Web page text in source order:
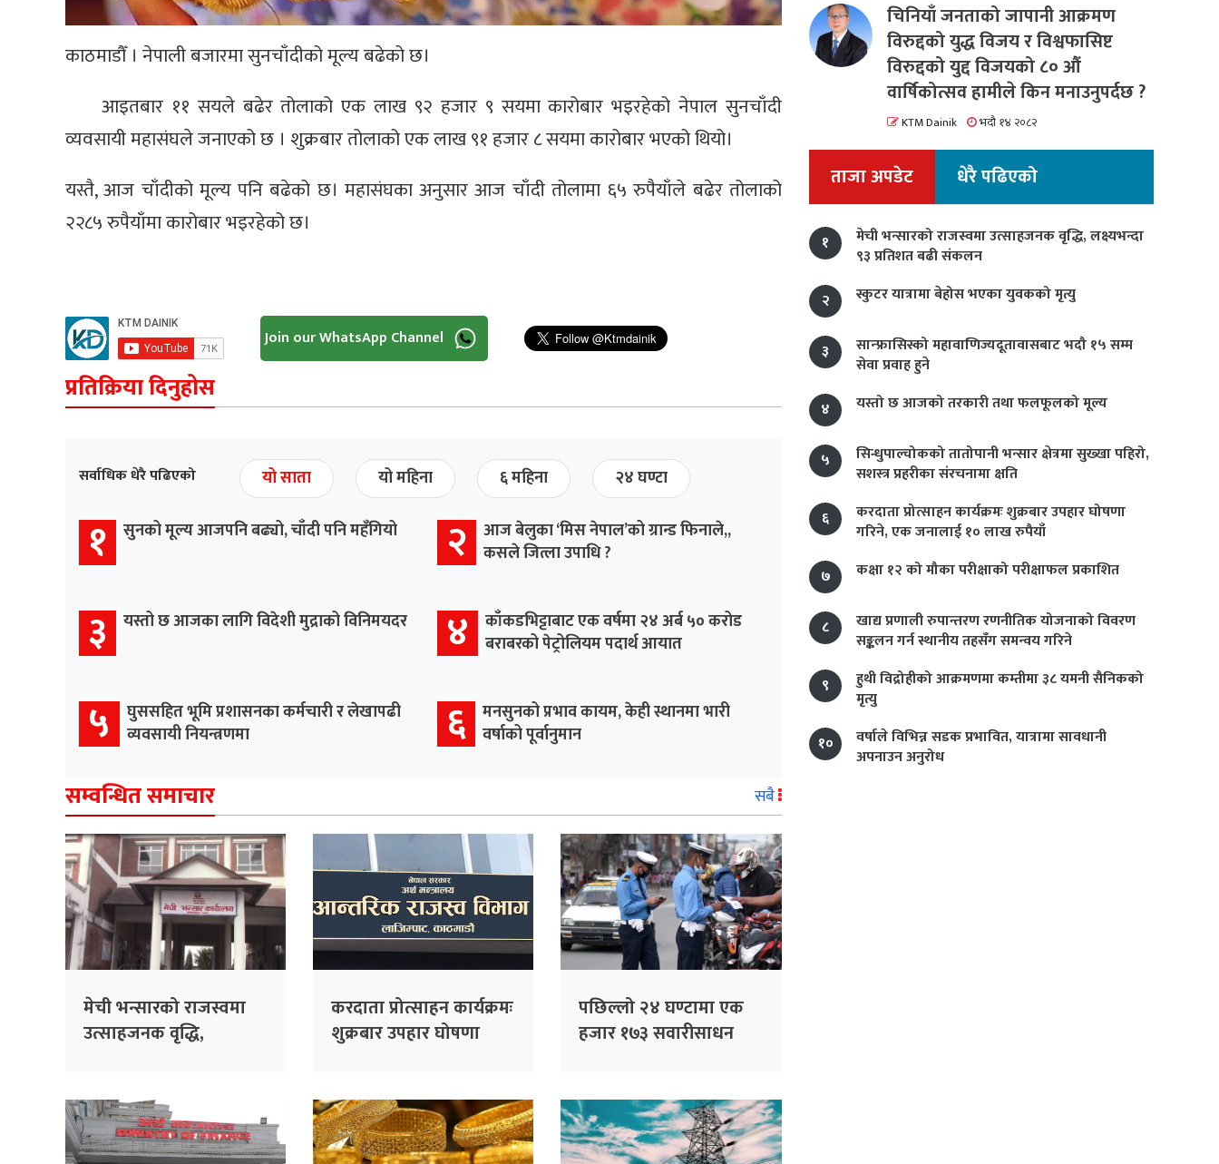
काठमाडौँ । नेपाली बजारमा सुनचाँदीको मूल्य बढेको छ।
आइतबार ११ सयले बढेर तोलाको एक लाख ९२ हजार ९ सयमा कारोबार भइरहेको नेपाल सुनचाँदी
व्यवसायी महासंघले जनाएको छ । शुक्रबार तोलाको एक लाख ९१ हजार ८ सयमा कारोबार भएको थियो।
यस्तै, आज चाँदीको मूल्य पनि बढेको छ। महासंघका अनुसार आज चाँदी तोलामा ६५ रुपैयाँले बढेर तोलाको
२२८५ रुपैयाँमा कारोबार भइरहेको छ।
Join our WhatsApp Channel
प्रतिक्रिया दिनुहोस
सर्वाधिक धेरै पढिएको यो साता यो महिना ६ महिना २४ घण्टा
१ सुनको मूल्य आजपनि बढ्यो, चाँदी पनि महँगियो २
आज बेलुका ‘मिस नेपाल’को ग्रान्ड फिनाले,,
कसले जित्ला उपाधि ?
३ यस्तो छ आजका लागि विदेशी मुद्राको विनिमयदर ४
काँकडभिट्टाबाट एक वर्षमा २४ अर्ब ५० करोड
बराबरको पेट्रोलियम पदार्थ आयात
५
घुससहित भूमि प्रशासनका कर्मचारी र लेखापढी
व्यवसायी नियन्त्रणमा
६ मनसुनको प्रभाव कायम, केही स्थानमा भारी
वर्षाको पूर्वानुमान
सम्वन्धित समाचार सबै
मेची भन्सारको राजस्वमा
उत्साहजनक वृद्धि,
करदाता प्रोत्साहन कार्यक्रमः
शुक्रबार उपहार घोषणा
पछिल्लो २४ घण्टामा एक
हजार १७३ सवारीसाधन
चिनियाँ जनताको जापानी आक्रमण
विरुद्दको युद्ध विजय र विश्वफासिष्ट
विरुद्दको युद्द विजयको ८० औं
वार्षिकोत्सव हामीले किन मनाउनुपर्दछ ?
KTM Dainik भदौ १४ २०८२
ताजा अपडेट धेरै पढिएको
१
मेची भन्सारको राजस्वमा उत्साहजनक वृद्धि, लक्ष्यभन्दा
९३ प्रतिशत बढी संकलन
२
स्कुटर यात्रामा बेहोस भएका युवकको मृत्यु
३
सान्फ्रासिस्को महावाणिज्यदूतावासबाट भदौ १५ सम्म
सेवा प्रवाह हुने
४
यस्तो छ आजको तरकारी तथा फलफूलको मूल्य
५
सिन्धुपाल्चोकको तातोपानी भन्सार क्षेत्रमा सुख्खा पहिरो,
सशस्त्र प्रहरीका संरचनामा क्षति
६
करदाता प्रोत्साहन कार्यक्रमः शुक्रबार उपहार घोषणा
गरिने, एक जनालाई १० लाख रुपैयाँ
७
कक्षा १२ को मौका परीक्षाको परीक्षाफल प्रकाशित
८
खाद्य प्रणाली रुपान्तरण रणनीतिक योजनाको विवरण
सङ्कलन गर्न स्थानीय तहसँग समन्वय गरिने
९
हुथी विद्रोहीको आक्रमणमा कम्तीमा ३८ यमनी सैनिकको
मृत्यु
१०
वर्षाले विभिन्न सडक प्रभावित, यात्रामा सावधानी
अपनाउन अनुरोध